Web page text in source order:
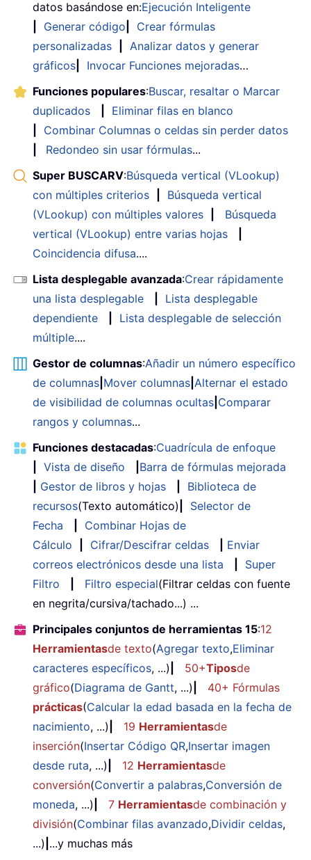
datos basándose en:Ejecución Inteligente
Generar código
Crear fórmulas
personalizadas
Analizar datos y generar
gráficos
Invocar Funciones mejoradas…
Funciones populares:Buscar, resaltar o Marcar
duplicados
Eliminar filas en blanco
Combinar Columnas o celdas sin perder datos
Redondeo sin usar fórmulas...
Super BUSCARV:Búsqueda vertical (VLookup)
con múltiples criterios
Búsqueda vertical
(VLookup) con múltiples valores
Búsqueda
vertical (VLookup) entre varias hojas
Coincidencia difusa....
Lista desplegable avanzada:Crear rápidamente
una lista desplegable
Lista desplegable
dependiente
Lista desplegable de selección
múltiple....
Gestor de columnas:Añadir un número específico
de columnas Mover columnas Alternar el estado
de visibilidad de columnas ocultas Comparar
rangos y columnas...
Funciones destacadas:Cuadrícula de enfoque
Vista de diseño
Barra de fórmulas mejorada
Gestor de libros y hojas
Biblioteca de
recursos(Texto automático)
Selector de
Fecha
Combinar Hojas de
Cálculo
Cifrar/Descifrar celdas
Enviar
correos electrónicos desde una lista
Super
Filtro
Filtro especial(Filtrar celdas con fuente
en negrita/cursiva/tachado...) ...
Principales conjuntos de herramientas 15:12
Herramientasde texto(Agregar texto,Eliminar
caracteres específicos, ...) 50+Tiposde
gráfico(Diagrama de Gantt, ...)
40+ Fórmulas
prácticas(Calcular la edad basada en la fecha de
nacimiento, ...) 19 Herramientasde
inserción(Insertar Código QR,Insertar imagen
desde ruta, ...) 12 Herramientasde
conversión(Convertir a palabras,Conversión de
moneda, ...) 7 Herramientasde combinación y
división(Combinar filas avanzado,Dividir celdas,
...) ...y muchas más